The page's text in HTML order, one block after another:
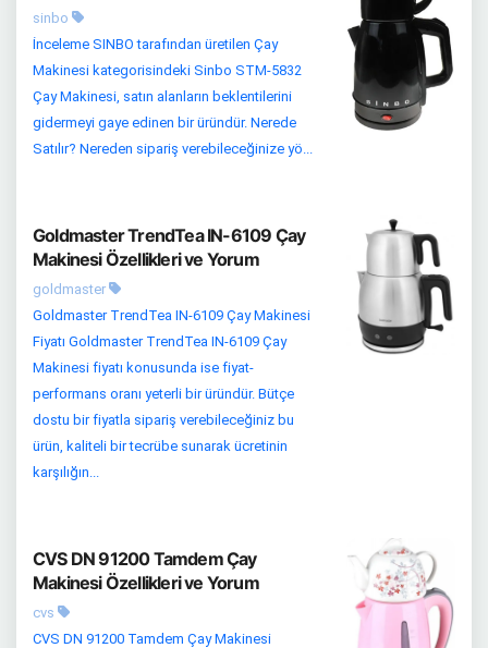
sinbo
İnceleme SINBO tarafından üretilen Çay
Makinesi kategorisindeki Sinbo STM-5832
Çay Makinesi, satın alanların beklentilerini
gidermeyi gaye edinen bir üründür. Nerede
Satılır? Nereden sipariş verebileceğinize yö...
Goldmaster TrendTea IN-6109 Çay
Makinesi Özellikleri ve Yorum
goldmaster
Goldmaster TrendTea IN-6109 Çay Makinesi
Fiyatı Goldmaster TrendTea IN-6109 Çay
Makinesi fiyatı konusunda ise fiyat-
performans oranı yeterli bir üründür. Bütçe
dostu bir fiyatla sipariş verebileceğiniz bu
ürün, kaliteli bir tecrübe sunarak ücretinin
karşılığın...
CVS DN 91200 Tamdem Çay
Makinesi Özellikleri ve Yorum
cvs
CVS DN 91200 Tamdem Çay Makinesi